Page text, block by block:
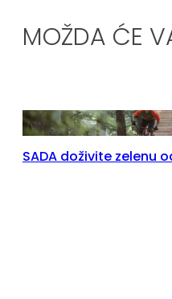
MOŽDA ĆE
SADA doživite zelenu